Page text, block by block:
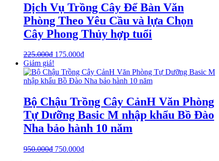
Dịch Vụ Trồng Cây Để Bàn Văn
Phòng Theo Yêu Cầu và lựa Chọn
Cây Phong Thủy hợp tuổi
225.000₫ 175.000₫
Giảm giá!
Bộ Chậu Trồng Cây CảnH Văn Phòng
Tự Dưỡng Basic M nhập khẩu Bồ Đào
Nha bảo hành 10 năm
950.000₫ 750.000₫